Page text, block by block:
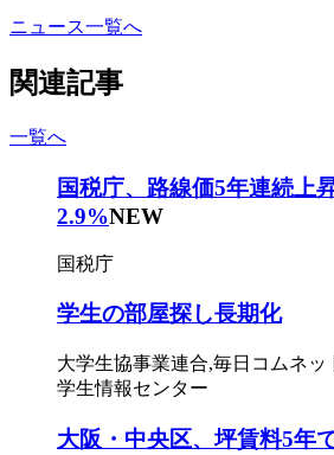
ニュース一覧へ
関連記事
一覧へ
国税庁、路線価5年連続
2.9%NEW
国税庁
学生の部屋探し長期化
大学生協事業連合,毎日コムネッ
学生情報センター
大阪・中央区、坪賃料5年